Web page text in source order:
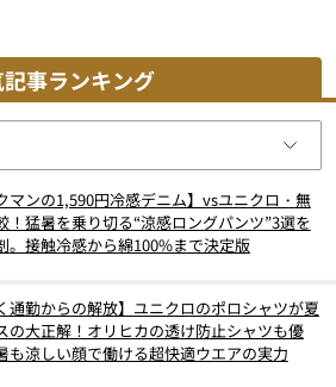
事ランキング
マンの1,590円冷感デニム】vsユニクロ・無
！猛暑を乗り切る“涼感ロングパンツ”3選を
。接触冷感から綿100%まで決定版
通勤からの解放】ユニクロのポロシャツが夏
の大正解！オリヒカの透け防止シャツも優
も涼しい顔で働ける超快適ウエアの実力